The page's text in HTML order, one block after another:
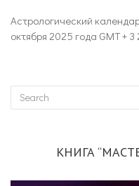
Астрологический
октября 2025 года GMT + 3
КНИГА